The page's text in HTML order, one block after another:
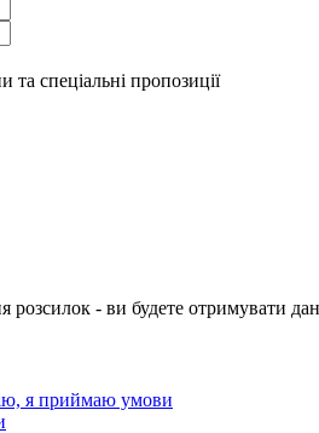
спеціальні пропозиції
розсилок - ви будете отримувати
я приймаю умови